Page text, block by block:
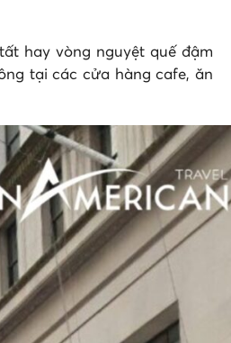
hay vòng nguyệt quế đậm
tại các cửa hàng cafe, ăn